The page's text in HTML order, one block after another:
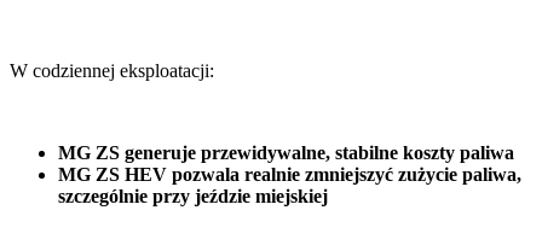
W codziennej eksploatacji:
MG ZS generuje przewidywalne, stabilne koszty paliwa
MG ZS HEV pozwala realnie zmniejszyć zużycie paliwa,
szczególnie przy jeździe miejskiej